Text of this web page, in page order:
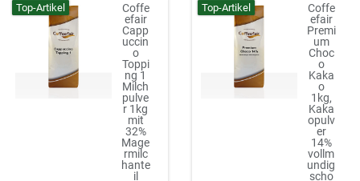
Top-Artikel
Coffe
efair
Capp
uccin
o
Toppi
ng 1
Milch
pulve
r 1kg
mit
32%
Mage
rmilc
hante
il
Top-Artikel
Coffe
efair
Premi
um
Choc
o
Kaka
o
1kg,
Kaka
opulv
er
14%
vollm
undig
scho